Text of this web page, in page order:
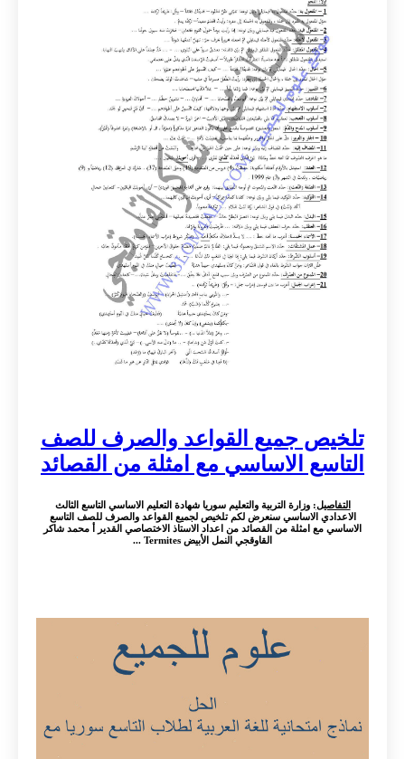
تلخيص جميع القواعد والصرف للصف
التاسع الاساسي مع امثلة من القصائد
التفاصيل: وزارة التربية والتعليم سوريا شهادة التعليم الاساسي التاسع الثالث
الاعدادي الاساسي سنعرض لكم تلخيص لجميع القواعد والصرف للصف التاسع
الاساسي مع امثلة من القصائد من اعداد الاستاذ الاختصاصي القدير أ محمد شاكر
القاوقجي النمل الأبيض Termites ...